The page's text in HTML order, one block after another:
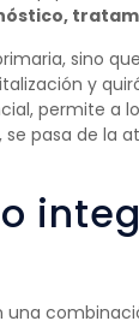
sino
y
permite a
pasa de